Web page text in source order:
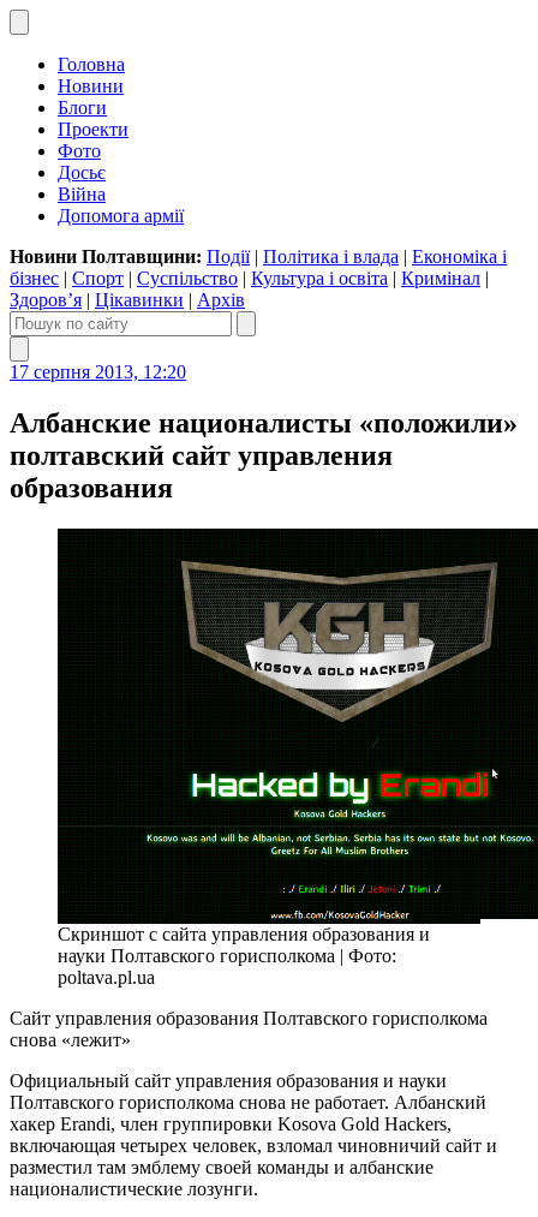
Головна
Новини
Блоги
Проекти
Фото
Досьє
Війна
Допомога армії
Новини Полтавщини: Події| Політика і влада | Економіка і
бізнес | Спорт | Суспільство | Культура і освіта | Кримінал |
Здоров’я | Цікавинки | Архів
17 серпня 2013, 12:20
Албанские националисты «положили»
полтавский сайт управления
образования
Скриншот с сайта управления образования и
науки Полтавского горисполкома | Фото:
poltava.pl.ua
Сайт управления образования Полтавского горисполкома
снова «лежит»
Официальный сайт управления образования и науки
Полтавского горисполкома снова не работает. Албанский
хакер Erandi, член группировки Kosova Gold Hackers,
включающая четырех человек, взломал чиновничий сайт и
разместил там эмблему своей команды и албанские
националистические лозунги.